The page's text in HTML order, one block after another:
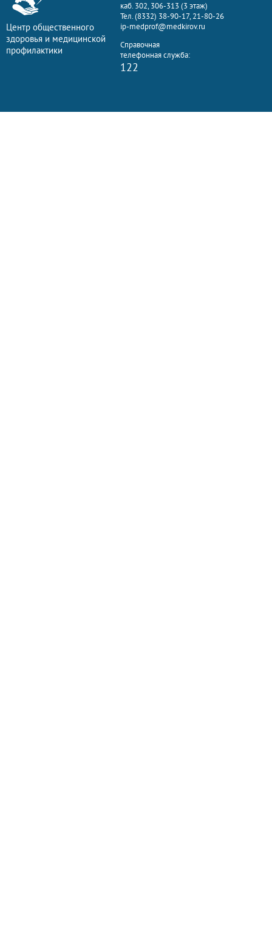
Центр общественного
здоровья и медицинской
профилактики
каб. 302, 306-313 (3 этаж)
Тел. (8332) 38-90-17, 21-80-26
ip-medprof@medkirov.ru
Справочная
телефонная служба:
122